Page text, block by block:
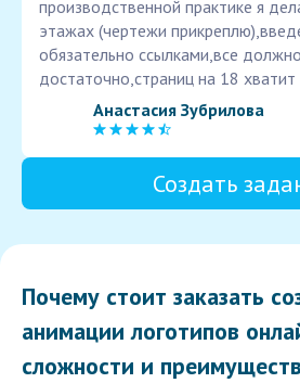
производственной практике я
этажах (чертежи
обязательно ссылками,все
достаточно,страниц на 18 хватит
Анастасия Зубрилова
Создать
Почему стоит заказать
анимации логотипов
сложности и